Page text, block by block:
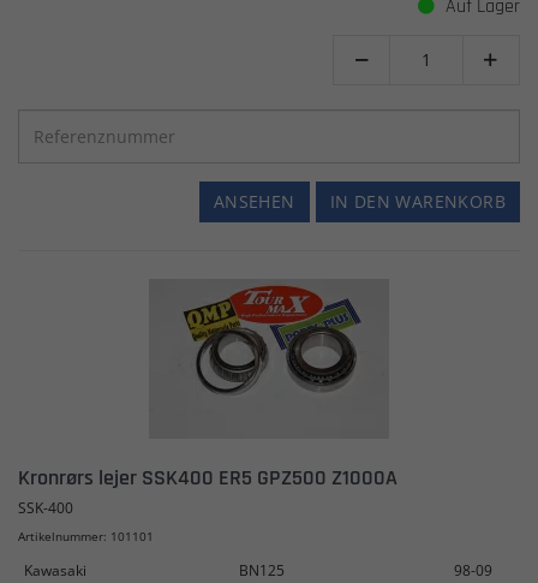
Auf Lager
 
IN DEN WARENKORB
ANSEHEN
Kronrørs lejer SSK400 ER5 GPZ500 Z1000A
SSK-400
Artikelnummer: 101101
Kawasaki BN125
98-09